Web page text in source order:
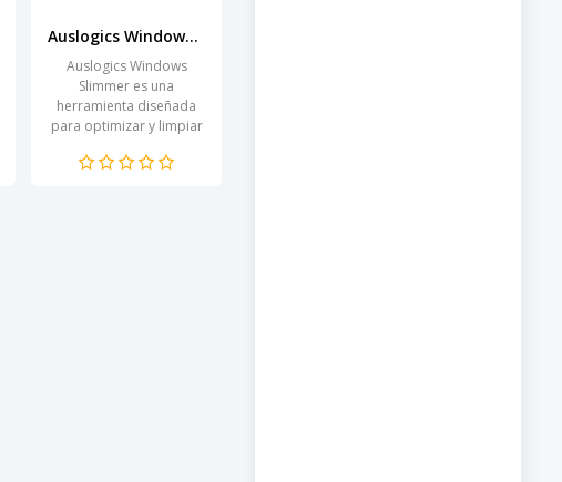
Auslogics Windows Slimmer
Auslogics Windows
Slimmer es una
herramienta diseñada
para optimizar y limpiar
Windows. Su propósito